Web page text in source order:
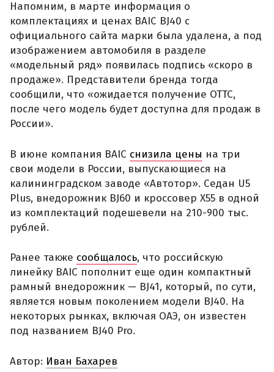
Напомним, в марте информация о
комплектациях и ценах BAIC BJ40 с
официального сайта марки была удалена, а под
изображением автомобиля в разделе
«модельный ряд» появилась подпись «скоро в
продаже». Представители бренда тогда
сообщили, что «ожидается получение ОТТС,
после чего модель будет доступна для продаж в
России».
В июне компания BAIC снизила цены на три
свои модели в России, выпускающиеся на
калининградском заводе «Автотор». Седан U5
Plus, внедорожник BJ60 и кроссовер X55 в одной
из комплектаций подешевели на 210-900 тыс.
рублей.
Ранее также сообщалось, что российскую
линейку BAIC пополнит еще один компактный
рамный внедорожник — BJ41, который, по сути,
является новым поколением модели BJ40. На
некоторых рынках, включая ОАЭ, он известен
под названием BJ40 Pro.
Автор: Иван Бахарев